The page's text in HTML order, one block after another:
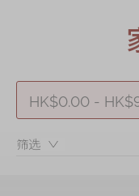
HK$0.00 -
筛选：